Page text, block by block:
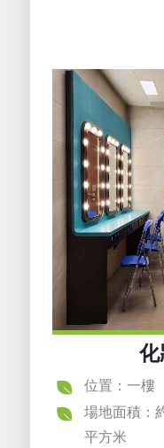
化
位置：一樓
場地面積：
平方米